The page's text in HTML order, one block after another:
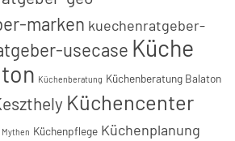
marken kuechenratgeber-
usecase Küche
Küchenberatung Küchenberatung Balaton
Küchencenter
Küchenpflege Küchenplanung